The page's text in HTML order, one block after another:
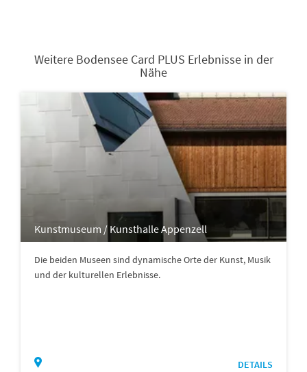
Weitere Bodensee Card PLUS Erlebnisse in der
Nähe
Kunstmuseum / Kunsthalle Appenzell
Die beiden Museen sind dynamische Orte der Kunst, Musik
und der kulturellen Erlebnisse.
DETAILS